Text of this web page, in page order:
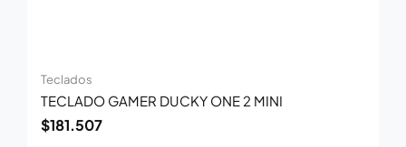
Teclados
TECLADO GAMER DUCKY ONE 2 MINI
$181.507